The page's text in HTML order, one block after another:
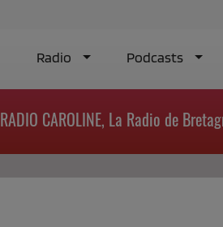
Radio Podcasts
RADIO CAROLINE, La Radio de